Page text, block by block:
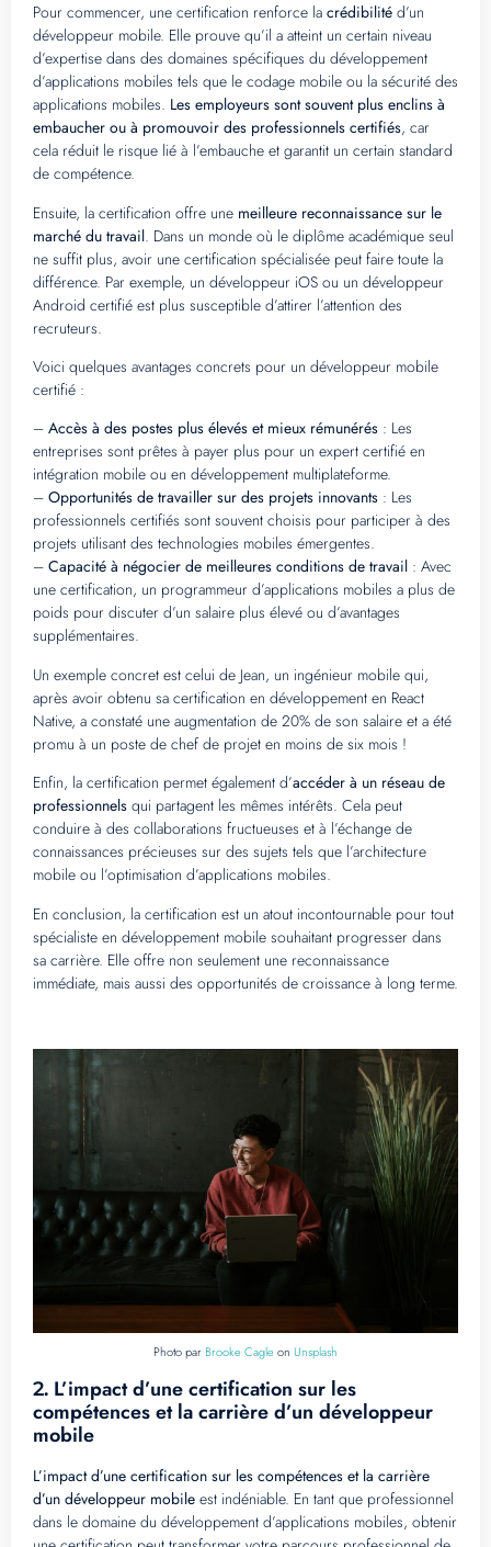
Pour commencer, une certification renforce la crédibilité d’un
développeur mobile. Elle prouve qu’il a atteint un certain niveau
d’expertise dans des domaines spécifiques du développement
d’applications mobiles tels que le codage mobile ou la sécurité des
applications mobiles. Les employeurs sont souvent plus enclins à
embaucher ou à promouvoir des professionnels certifiés, car
cela réduit le risque lié à l’embauche et garantit un certain standard
de compétence.
Ensuite, la certification offre une meilleure reconnaissance sur le
marché du travail. Dans un monde où le diplôme académique seul
ne suffit plus, avoir une certification spécialisée peut faire toute la
différence. Par exemple, un développeur iOS ou un développeur
Android certifié est plus susceptible d’attirer l’attention des
recruteurs.
Voici quelques avantages concrets pour un développeur mobile
certifié :
– Accès à des postes plus élevés et mieux rémunérés : Les
entreprises sont prêtes à payer plus pour un expert certifié en
intégration mobile ou en développement multiplateforme.
– Opportunités de travailler sur des projets innovants : Les
professionnels certifiés sont souvent choisis pour participer à des
projets utilisant des technologies mobiles émergentes.
– Capacité à négocier de meilleures conditions de travail : Avec
une certification, un programmeur d’applications mobiles a plus de
poids pour discuter d’un salaire plus élevé ou d’avantages
supplémentaires.
Un exemple concret est celui de Jean, un ingénieur mobile qui,
après avoir obtenu sa certification en développement en React
Native, a constaté une augmentation de 20% de son salaire et a été
promu à un poste de chef de projet en moins de six mois !
Enfin, la certification permet également d’accéder à un réseau de
professionnels qui partagent les mêmes intérêts. Cela peut
conduire à des collaborations fructueuses et à l’échange de
connaissances précieuses sur des sujets tels que l’architecture
mobile ou l’optimisation d’applications mobiles.
En conclusion, la certification est un atout incontournable pour tout
spécialiste en développement mobile souhaitant progresser dans
sa carrière. Elle offre non seulement une reconnaissance
immédiate, mais aussi des opportunités de croissance à long terme.
Photo par Brooke Cagle on Unsplash
2. L’impact d’une certification sur les
compétences et la carrière d’un développeur
mobile
L’impact d’une certification sur les compétences et la carrière
d’un développeur mobile est indéniable. En tant que professionnel
dans le domaine du développement d’applications mobiles, obtenir